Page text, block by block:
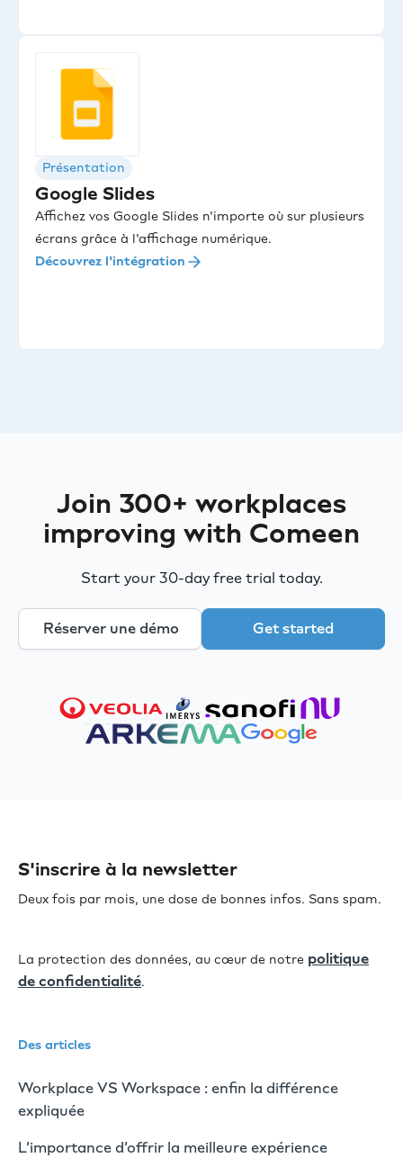
Présentation
Google Slides
Affichez vos Google Slides n'importe où sur plusieurs
écrans grâce à l'affichage numérique.
Découvrez l'intégration
Join 300+ workplaces
improving with Comeen
Start your 30-day free trial today.
Réserver une démo Get started
S'inscrire à la newsletter
Deux fois par mois, une dose de bonnes infos. Sans spam.
La protection des données, au cœur de notre politique
de confidentialité.
Des articles
Workplace VS Workspace : enfin la différence
expliquée
L’importance d’offrir la meilleure expérience